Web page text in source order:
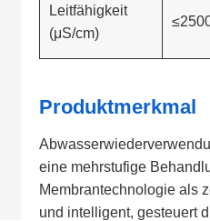
Leitfähigkeit
(μS/cm)
Produktmerkmal
eine mehrstufige
Membrantechnologie als
und intelligent, gesteuert